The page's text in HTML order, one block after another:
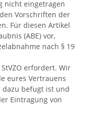
nicht eingetragen
Vorschriften der
Für diesen Artikel
(ABE) vor,
nach § 19
erfordert. Wir
eures Vertrauens
dazu befugt ist und
Eintragung von